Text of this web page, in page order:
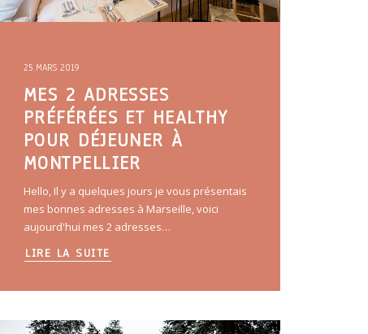
25 MARS 2019
MES 2 ADRESSES
PRÉFÉRÉES ET HEALTHY
POUR DÉJEUNER À
MONTPELLIER
Hello, Il y a quelques jours je vous présentais
mes bonnes adresses à Marseille, voici
aujourd'hui mes 2 adresses…
LIRE LA SUITE